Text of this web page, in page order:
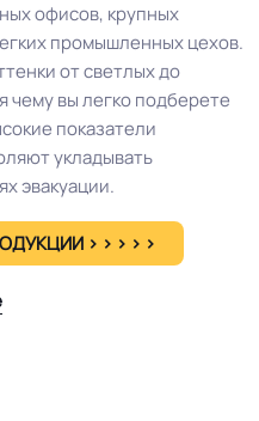
офисов, крупных
промышленных цехов.
от светлых до
вы легко подберете
показатели
укладывать
эвакуации.
> > > > >